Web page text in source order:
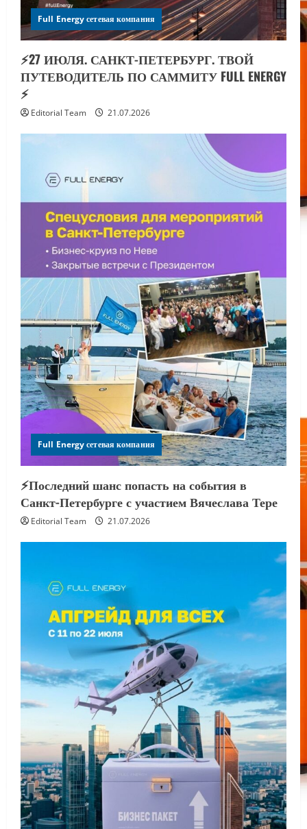
Full Energy сетевая компания
⚡️27 ИЮЛЯ. САНКТ-ПЕТЕРБУРГ. ТВОЙ
ПУТЕВОДИТЕЛЬ ПО САММИТУ FULL ENERGY
⚡️
Editorial Team 21.07.2026
Full Energy сетевая компания
⚡️Последний шанс попасть на события в
Санкт-Петербурге с участием Вячеслава Тере
Editorial Team 21.07.2026